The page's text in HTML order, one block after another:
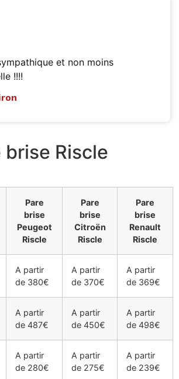
et non moins
!!!!
brise Riscle
Pare
brise
Peugeot
Riscle
Pare
brise
Citroën
Riscle
Pare
brise
Renault
Riscle
A partir
de 380€
A partir
de 370€
A partir
de 369€
A partir
de 487€
A partir
de 450€
A partir
de 498€
A partir
de 280€
A partir
de 275€
A partir
de 239€